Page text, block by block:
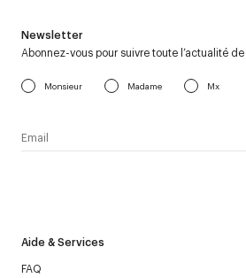
Aide & Services
FAQ
Newsletter
Abonnez-vous pour suivre toute l’actualité
Monsieur Madame Mx